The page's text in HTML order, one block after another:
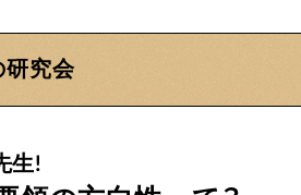
究会
生!